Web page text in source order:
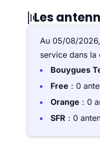
Les
Au 05/08/
service dans la
Bouygues
Free : 0
Orange : 0
SFR : 0